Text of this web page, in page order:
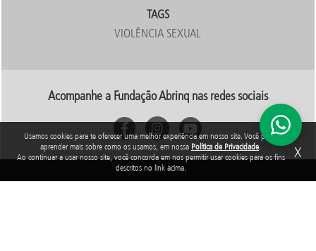
Usamos cookies para te oferecer uma melhor experiência em nosso site. Você pode
aprender mais sobre como os usamos, em nossa Política de Privacidade.
Ao continuar a usar nosso site, você concorda em nos permitir usar cookies para os fins
descritos no link acima.
X
TAGS
VIOLÊNCIA SEXUAL
Acompanhe a Fundação Abrinq nas redes sociais